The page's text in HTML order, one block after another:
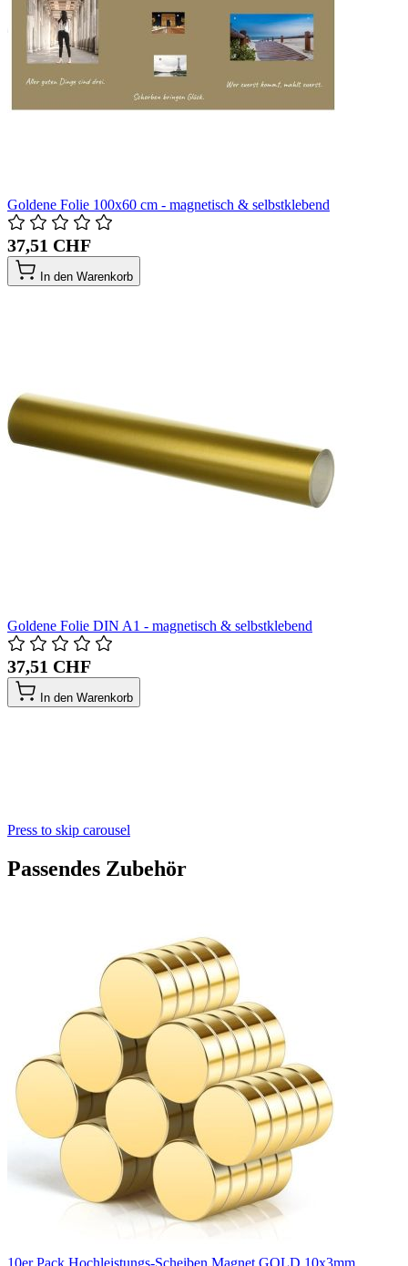
Goldene Folie 100x60 cm - magnetisch & selbstklebend
37,51 CHF
In den Warenkorb
Goldene Folie DIN A1 - magnetisch & selbstklebend
37,51 CHF
In den Warenkorb
Press to skip carousel
Passendes Zubehör